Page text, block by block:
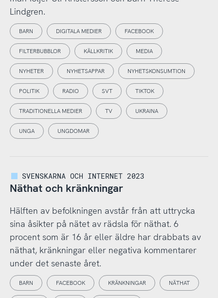
Lindgren.
BARN DIGITALA MEDIER FACEBOOK
FILTERBUBBLOR KÄLLKRITIK MEDIA
NYHETER NYHETSAPPAR NYHETSKONSUMTION
POLITIK RADIO SVT TIKTOK
TRADITIONELLA MEDIER TV UKRAINA
UNGA UNGDOMAR
SVENSKARNA OCH INTERNET 2023
Näthat och kränkningar
Hälften av befolkningen avstår från att uttrycka
sina åsikter på nätet av rädsla för näthat. 6
procent som är 16 år eller äldre har drabbats av
näthat, kränkningar eller negativa kommentarer
under det senaste året.
BARN FACEBOOK KRÄNKNINGAR NÄTHAT